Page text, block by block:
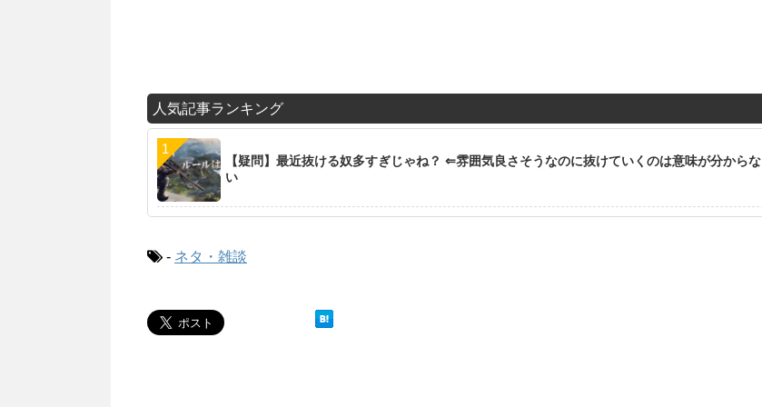
人気記事ランキング
【疑問】最近抜ける奴多すぎじゃね？ ⇐雰囲気良さそうなのに抜けていくのは意味が分からな
い
- ネタ・雑談